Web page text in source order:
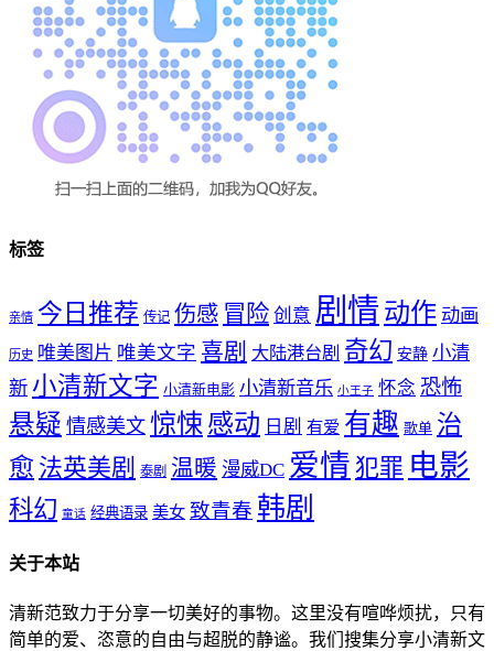
标签
亲情 今日推荐 传记 伤感 冒险 创意 剧情 动作 动画
历史 唯美图片 唯美文字 喜剧 大陆港台剧 奇幻 安静 小清
新 小清新文字 小清新电影 小清新音乐 小王子 怀念 恐怖
悬疑 情感美文 惊悚 感动 日剧 有爱 有趣 歌单 治
愈 法英美剧 泰剧 温暖 漫威DC 爱情 犯罪 电影
科幻 童话 经典语录 美女 致青春 韩剧
关于本站
清新范致力于分享一切美好的事物。这里没有喧哗烦扰，只有
简单的爱、恣意的自由与超脱的静谧。我们搜集分享小清新文